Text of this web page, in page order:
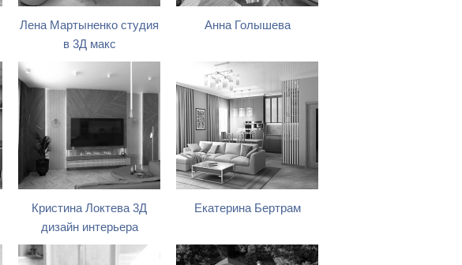
Лена Мартыненко студия
в 3Д макс
Анна Голышева
Кристина Локтева 3Д
дизайн интерьера
Екатерина Бертрам